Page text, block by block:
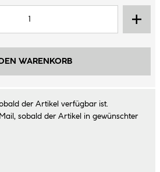
DEN WARENKORB
der Artikel verfügbar ist.
sobald der Artikel in gewünschter